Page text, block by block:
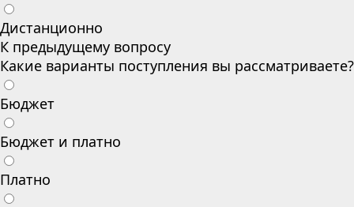
Дистанционно
К предыдущему вопросу
Какие варианты поступления вы рассматриваете?
Бюджет
Бюджет и платно
Платно